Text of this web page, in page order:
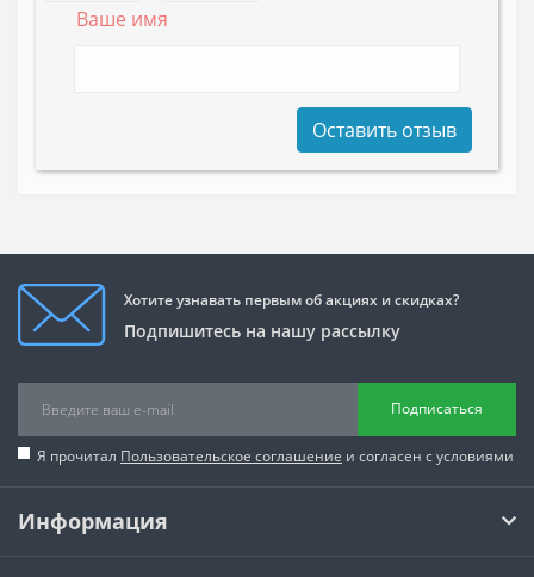
Ваше имя
Оставить отзыв
Хотите узнавать первым об акциях и скидках?
Подпишитесь на нашу рассылку
Подписаться
Я прочитал Пользовательское соглашение и согласен с условиями
Информация